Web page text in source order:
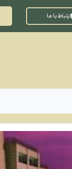
ارتباط با ما